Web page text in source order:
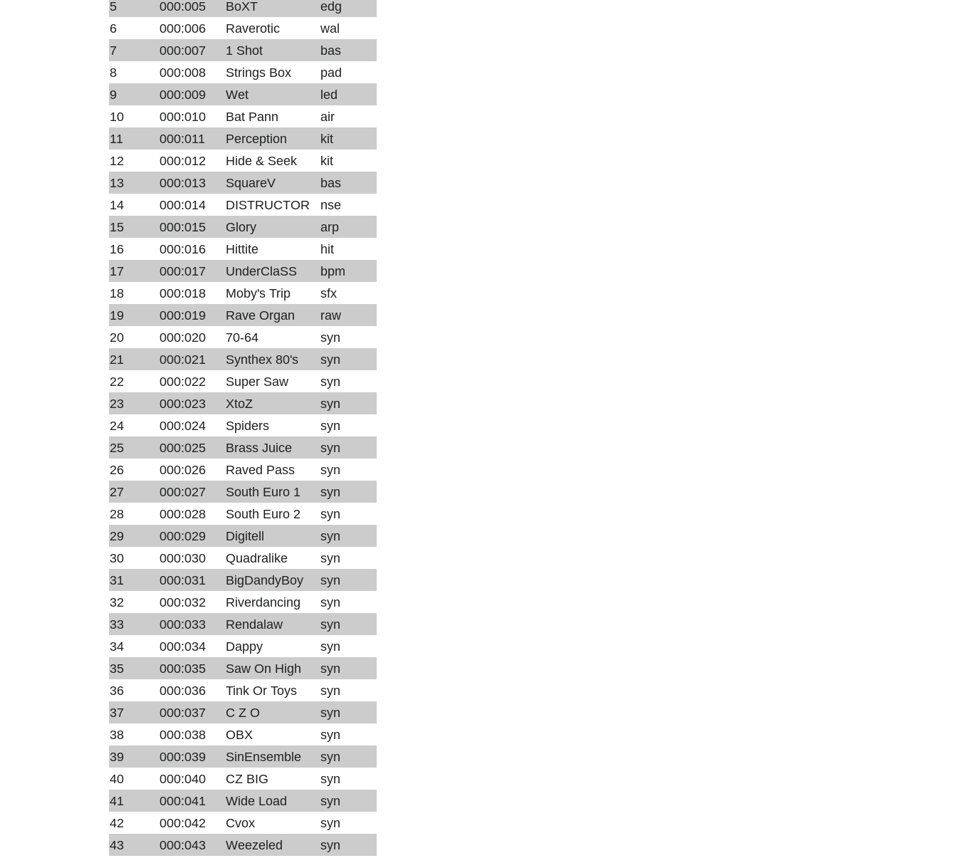
5
000:005 BoXT
edg
6
000:006 Raverotic
wal
7
000:007 1 Shot
bas
8
000:008 Strings Box
pad
9
000:009 Wet
led
10
000:010 Bat Pann
air
11
000:011 Perception
kit
12
000:012 Hide & Seek
kit
13
000:013 SquareV
bas
14
000:014 DISTRUCTOR
nse
15
000:015 Glory
arp
16
000:016 Hittite
hit
17
000:017 UnderClaSS
bpm
18
000:018 Moby's Trip
sfx
19
000:019 Rave Organ
raw
20
000:020 70-64
syn
21
000:021 Synthex 80's
syn
22
000:022 Super Saw
syn
23
000:023 XtoZ
syn
24
000:024 Spiders
syn
25
000:025 Brass Juice
syn
26
000:026 Raved Pass
syn
27
000:027 South Euro 1
syn
28
000:028 South Euro 2
syn
29
000:029 Digitell
syn
30
000:030 Quadralike
syn
31
000:031 BigDandyBoy
syn
32
000:032 Riverdancing
syn
33
000:033 Rendalaw
syn
34
000:034 Dappy
syn
35
000:035 Saw On High
syn
36
000:036 Tink Or Toys
syn
37
000:037 C Z O
syn
38
000:038 OBX
syn
39
000:039 SinEnsemble
syn
40
000:040 CZ BIG
syn
41
000:041 Wide Load
syn
42
000:042 Cvox
syn
43
000:043 Weezeled
syn